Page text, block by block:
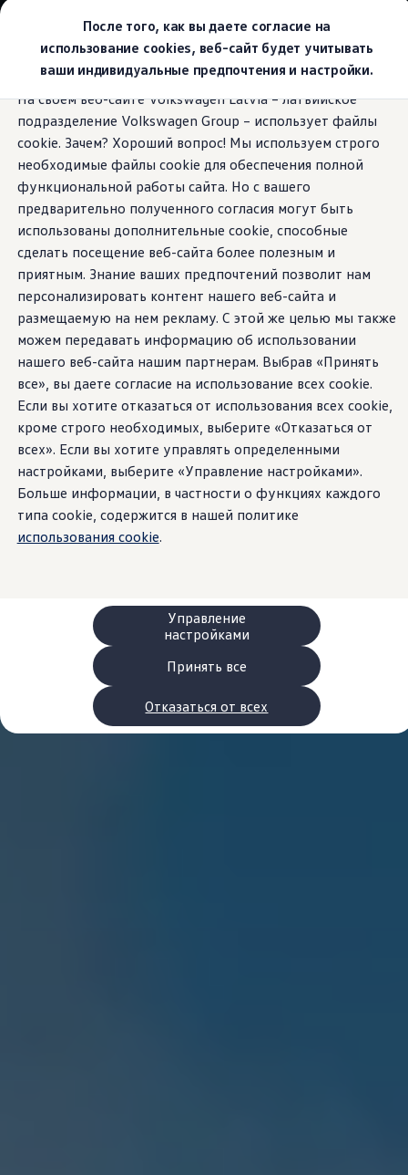
После того, как вы даете согласие на
использование cookies, веб-сайт будет учитывать
ваши индивидуальные предпочтения и настройки.
На своем веб-сайте Volkswagen Latvia – латвийское
подразделение Volkswagen Group – использует файлы
cookie. Зачем? Хороший вопрос! Мы используем строго
необходимые файлы cookie для обеспечения полной
функциональной работы сайта. Но с вашего
предварительно полученного согласия могут быть
использованы дополнительные cookie, способные
сделать посещение веб-сайта более полезным и
приятным. Знание ваших предпочтений позволит нам
персонализировать контент нашего веб-сайта и
размещаемую на нем рекламу. С этой же целью мы также
можем передавать информацию об использовании
нашего веб-сайта нашим партнерам. Выбрав «Принять
все», вы даете согласие на использование всех cookie.
Если вы хотите отказаться от использования всех cookie,
кроме строго необходимых, выберите «Отказаться от
всех». Если вы хотите управлять определенными
настройками, выберите «Управление настройками».
Больше информации, в частности о функциях каждого
типа cookie, содержится в нашей политике
использования cookie.
Принять все
Отказаться от всех
Управление
настройками
основному
содержанию
нижнему
колонтитулу
Выбери свой Volkswagen
Модельный ряд
Новый ID.Cross
Открой для себя семейство внедорожников
Предложения и услуги
Юбилейное предложение
Автомобильный онлайн-магазин Volkswagen
Обмен автомобилей
Лизинг Volkswagen
Гарантия
Бесплатная регистрация для вашего нового
Взаимодействие в сети простыми словами
VW Connect
Активация
Все службы
VW Connect для Вашего ID.
Обновления (Upgrades)
Car-Net
App-Connect
Fleet Interface Data
O Volkswagen
Получи больше
Владельцы и услуги
Сервис и запчасти
Преимущества Volkswagen
Техобслуживание
Ремонт и проверки
Моторное масло и технические жидкости
Колеса и шины
Помощь при авариях и поломках
Обслуживание автомобилей
Аксессуары
Персонализация
Настенная зарядная станция и кабели для
Важная информация для клиентов
Переработка и возврат продукции
Кампании по отзыву автомобилей
Предупредительные и контрольные
Обновления программного обеспечения
Обновления программного обеспечения для